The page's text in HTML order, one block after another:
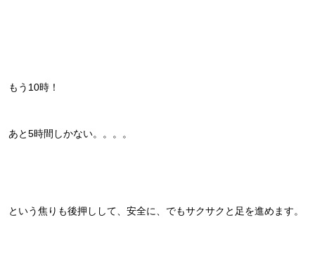
もう10時！
あと5時間しかない。。。。
という焦りも後押しして、安全に、でもサクサクと足を進めます。